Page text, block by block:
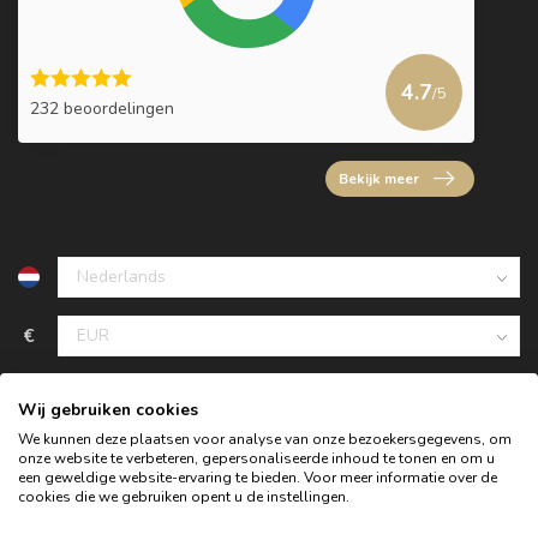
232 beoordelingen
4.7/5
Bekijk meer
€
Wij gebruiken cookies
We kunnen deze plaatsen voor analyse van onze bezoekersgegevens, om
onze website te verbeteren, gepersonaliseerde inhoud te tonen en om u
een geweldige website-ervaring te bieden. Voor meer informatie over de
cookies die we gebruiken opent u de instellingen.